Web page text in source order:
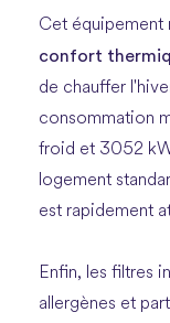
Cet équipement
confort
de chauffer
consommation
froid et 3052
logement
est rapidement
Enfin, les filtres
allergènes et